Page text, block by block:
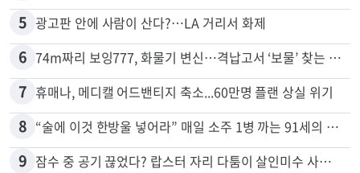
5 광고판 안에 사람이 산다?…LA 거리서 화제
6 74m짜리 보잉777, 화물기 변신…격납고서 ‘보물’ 찾는 인천공항
7 휴매나, 메디캘 어드밴티지 축소...60만명 플랜 상실 위기
8 “술에 이것 한방울 넣어라” 매일 소주 1병 까는 91세의 철칙
9 잠수 중 공기 끊었다? 랍스터 자리 다툼이 살인미수 사건으로